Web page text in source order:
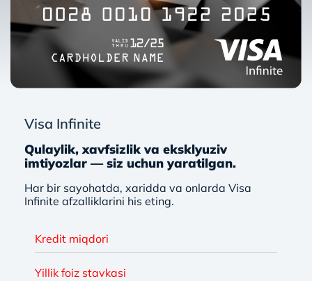
Visa Infinite
Qulaylik, xavfsizlik va eksklyuziv
imtiyozlar — siz uchun yaratilgan.
Har bir sayohatda, xaridda va onlarda Visa
Infinite afzalliklarini his eting.
Kredit miqdori
Yillik foiz stavkasi